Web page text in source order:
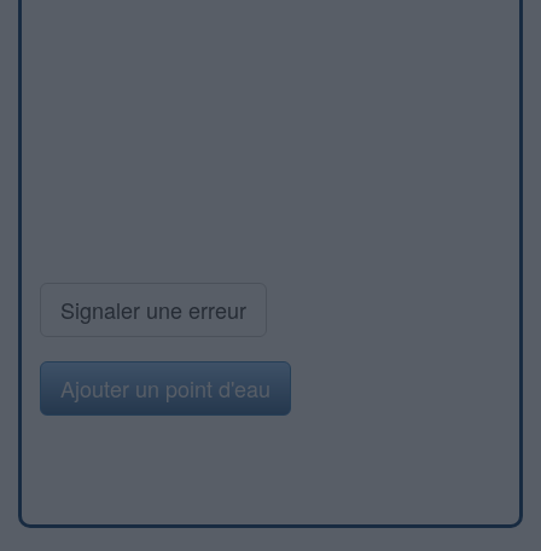
Signaler une erreur
Ajouter un point d'eau